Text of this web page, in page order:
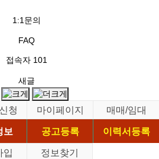
1:1문의
FAQ
접속자 101
새글
청 마이페이지
매매/임대
보 공고등록
이력서등록
입 정보찾기